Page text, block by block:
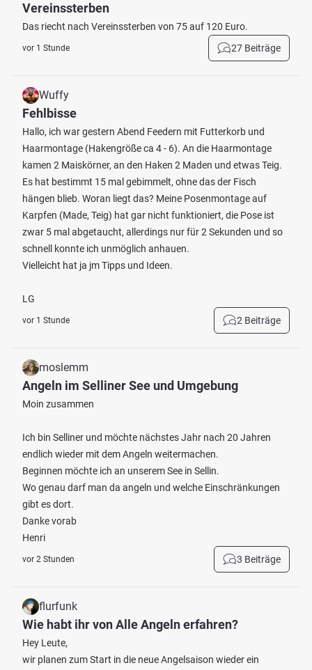
Vereinssterben
Das riecht nach Vereinssterben von 75 auf 120 Euro.
vor 1 Stunde 27 Beiträge
Wuffy
Fehlbisse
Hallo, ich war gestern Abend Feedern mit Futterkorb und
Haarmontage (Hakengröße ca 4 - 6). An die Haarmontage
kamen 2 Maiskörner, an den Haken 2 Maden und etwas Teig.
Es hat bestimmt 15 mal gebimmelt, ohne das der Fisch
hängen blieb. Woran liegt das? Meine Posenmontage auf
Karpfen (Made, Teig) hat gar nicht funktioniert, die Pose ist
zwar 5 mal abgetaucht, allerdings nur für 2 Sekunden und so
schnell konnte ich unmöglich anhauen.
Vielleicht hat ja jm Tipps und Ideen.
LG
vor 1 Stunde 2 Beiträge
moslemm
Angeln im Selliner See und Umgebung
Moin zusammen
Ich bin Selliner und möchte nächstes Jahr nach 20 Jahren
endlich wieder mit dem Angeln weitermachen.
Beginnen möchte ich an unserem See in Sellin.
Wo genau darf man da angeln und welche Einschränkungen
gibt es dort.
Danke vorab
Henri
vor 2 Stunden 3 Beiträge
flurfunk
Wie habt ihr von Alle Angeln erfahren?
Hey Leute,
wir planen zum Start in die neue Angelsaison wieder ein